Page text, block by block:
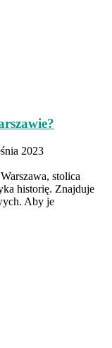
2023
stolica
historię. Znajduje
Aby je